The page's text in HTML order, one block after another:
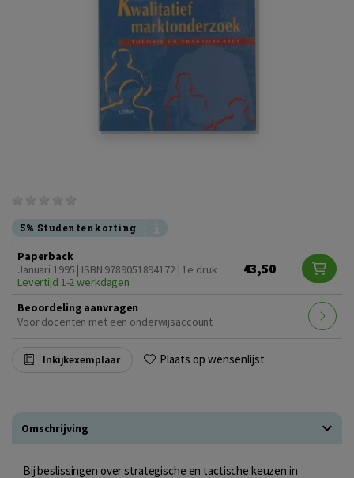
5% Studentenkorting
Paperback
Januari 1995 | ISBN 9789051894172 | 1e druk
Levertijd 1-2 werkdagen
43,50
Beoordeling aanvragen
Voor docenten met een onderwijsaccount
Inkijkexemplaar Plaats op wensenlijst
Omschrijving
Bij beslissingen over strategische en tactische keuzen in